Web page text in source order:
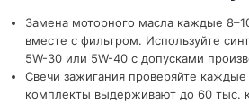
Замена моторного масла каждые
вместе с фильтром. Используйте
5W-30 или 5W-40 с допусками
Свечи зажигания проверяйте
комплекты выдерживают до 60 тыс.